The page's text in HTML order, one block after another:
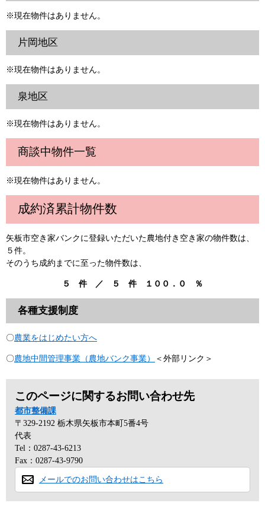
※現在物件はありません。
片岡地区
※現在物件はありません。
泉地区
※現在物件はありません。
商談中物件一覧
※現在物件はありません。
成約済累計物件数
矢板市空き家バンクに登録いただいた農地付き空き家の物件数は、
５件。
そのうち成約までに至った物件数は、
５ 件 ／ ５ 件 １００．０ ％
各種支援制度
〇農業をはじめたい方へ
〇農地中間管理事業（農地バンク事業） ＜外部リンク＞
このページに関するお問い合わせ先
都市整備課
〒329-2192 栃木県矢板市本町5番4号
代表
Tel：0287-43-6213
Fax：0287-43-9790
メールでのお問い合わせはこちら